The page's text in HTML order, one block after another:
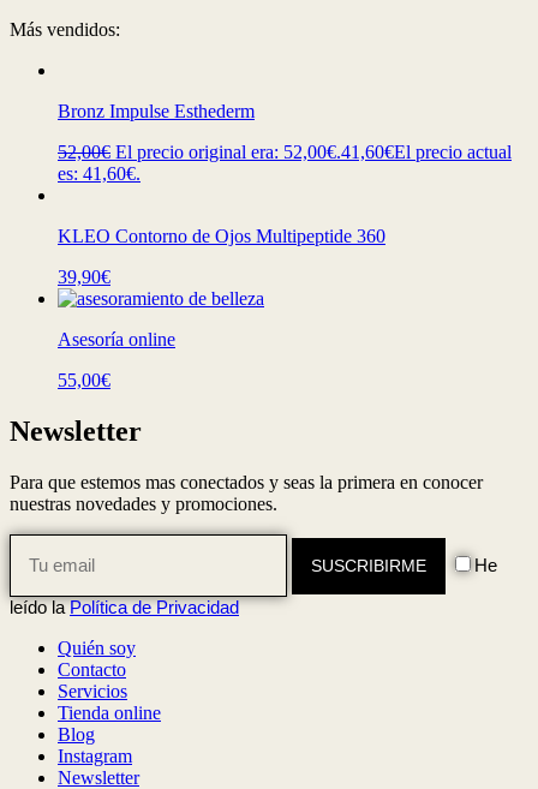
Más vendidos:
Bronz Impulse Esthederm
52,00€ El precio original era: 52,00€.41,60€El precio actual
es: 41,60€.
KLEO Contorno de Ojos Multipeptide 360
39,90€
Asesoría online
55,00€
Newsletter
Para que estemos mas conectados y seas la primera en conocer
nuestras novedades y promociones.
He
leído laPolítica de Privacidad
Quién soy
Contacto
Servicios
Tienda online
Blog
Instagram
Newsletter